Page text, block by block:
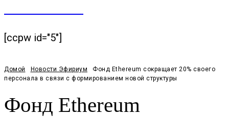
[ccpw id="5"]
Домой Новости Эфириум
Фонд Ethereum сокращает 20% своего
персонала в связи с формированием новой структуры
Фонд Ethereum